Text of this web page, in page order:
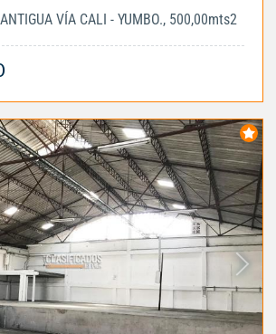
VÍA CALI - YUMBO., 500,00mts2